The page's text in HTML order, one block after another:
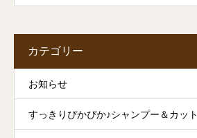
カテゴリー
お知らせ
すっきりぴかぴか♪シャンプー＆カット